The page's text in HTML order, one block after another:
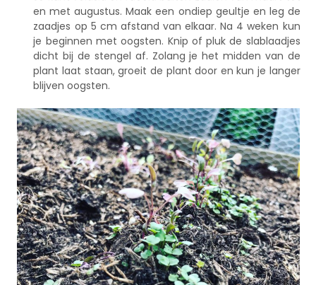
en met augustus. Maak een ondiep geultje en leg de
zaadjes op 5 cm afstand van elkaar. Na 4 weken kun
je beginnen met oogsten. Knip of pluk de slablaadjes
dicht bij de stengel af. Zolang je het midden van de
plant laat staan, groeit de plant door en kun je langer
blijven oogsten.